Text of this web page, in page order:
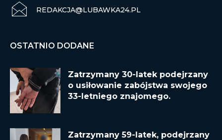
REDAKCJA@LUBAWKA24.PL
OSTATNIO DODANE
Zatrzymany 30-latek podejrzany
o usiłowanie zabójstwa swojego
33-letniego znajomego.
Zatrzymany 59-latek, podejrzany